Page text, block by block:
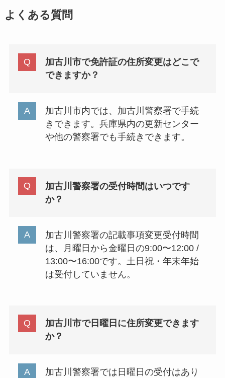
よくある質問
加古川市で免許証の住所変更はどこで
できますか？
加古川市内では、加古川警察署で手続
きできます。兵庫県内の更新センター
や他の警察署でも手続きできます。
加古川警察署の受付時間はいつです
か？
加古川警察署の記載事項変更受付時間
は、月曜日から金曜日の9:00〜12:00 /
13:00〜16:00です。土日祝・年末年始
は受付していません。
加古川市で日曜日に住所変更できます
か？
加古川警察署では日曜日の受付はあり